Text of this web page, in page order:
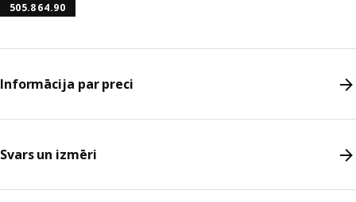
505.864.90
Informācija par preci
Svars un izmēri